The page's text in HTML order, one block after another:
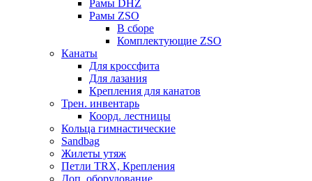
Рамы DHZ
Рамы ZSO
В сборе
Комплектующие ZSO
Канаты
Для кроссфита
Для лазания
Крепления для канатов
Трен. инвентарь
Коорд. лестницы
Кольца гимнастические
Sandbag
Жилеты утяж
Петли TRX, Крепления
Доп. оборудование